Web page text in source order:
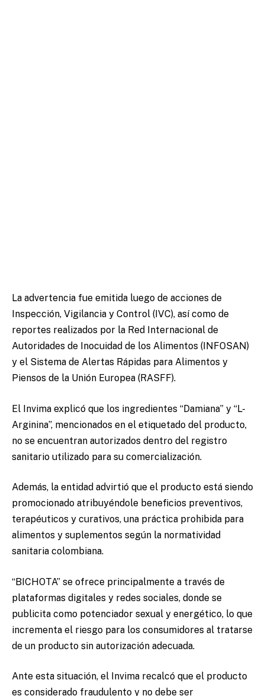
La advertencia fue emitida luego de acciones de
Inspección, Vigilancia y Control (IVC), así como de
reportes realizados por la Red Internacional de
Autoridades de Inocuidad de los Alimentos (INFOSAN)
y el Sistema de Alertas Rápidas para Alimentos y
Piensos de la Unión Europea (RASFF).
El Invima explicó que los ingredientes “Damiana” y “L-
Arginina”, mencionados en el etiquetado del producto,
no se encuentran autorizados dentro del registro
sanitario utilizado para su comercialización.
Además, la entidad advirtió que el producto está siendo
promocionado atribuyéndole beneficios preventivos,
terapéuticos y curativos, una práctica prohibida para
alimentos y suplementos según la normatividad
sanitaria colombiana.
“BICHOTA” se ofrece principalmente a través de
plataformas digitales y redes sociales, donde se
publicita como potenciador sexual y energético, lo que
incrementa el riesgo para los consumidores al tratarse
de un producto sin autorización adecuada.
Ante esta situación, el Invima recalcó que el producto
es considerado fraudulento y no debe ser